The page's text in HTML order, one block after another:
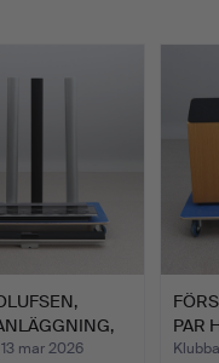
mar 2026
PAR